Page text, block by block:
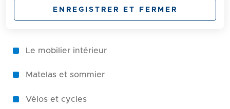
Pour les encombrants, sont autorisés :
Le mobilier intérieur
Matelas et sommier
Vélos et cycles
ENREGISTRER ET FERMER